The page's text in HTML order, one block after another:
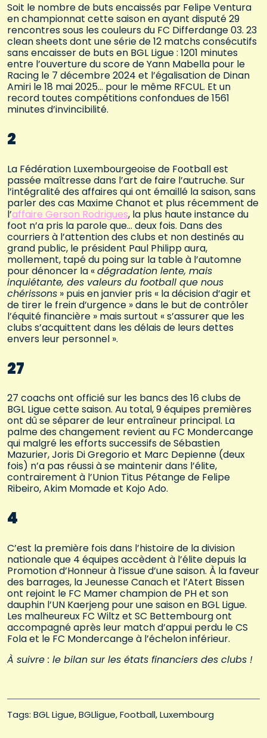
Soit le nombre de buts encaissés par Felipe Ventura
en championnat cette saison en ayant disputé 29
rencontres sous les couleurs du FC Differdange 03. 23
clean sheets dont une série de 12 matchs consécutifs
sans encaisser de buts en BGL Ligue : 1201 minutes
entre l’ouverture du score de Yann Mabella pour le
Racing le 7 décembre 2024 et l’égalisation de Dinan
Amiri le 18 mai 2025… pour le même RFCUL. Et un
record toutes compétitions confondues de 1561
minutes d’invincibilité.
2
La Fédération Luxembourgeoise de Football est
passée maîtresse dans l’art de faire l’autruche. Sur
l’intégralité des affaires qui ont émaillé la saison, sans
parler des cas Maxime Chanot et plus récemment de
l’affaire Gerson Rodrigues, la plus haute instance du
foot n’a pris la parole que… deux fois. Dans des
courriers à l’attention des clubs et non destinés au
grand public, le président Paul Philipp aura,
mollement, tapé du poing sur la table à l’automne
pour dénoncer la «dégradation lente, mais
inquiétante, des valeurs du football que nous
chérissons » puis en janvier pris « la décision d’agir et
de tirer le frein d’urgence » dans le but de contrôler
l’équité financière » mais surtout « s’assurer que les
clubs s’acquittent dans les délais de leurs dettes
envers leur personnel ».
27
27 coachs ont officié sur les bancs des 16 clubs de
BGL Ligue cette saison. Au total, 9 équipes premières
ont dû se séparer de leur entraîneur principal. La
palme des changement revient au FC Mondercange
qui malgré les efforts successifs de Sébastien
Mazurier, Joris Di Gregorio et Marc Depienne (deux
fois) n’a pas réussi à se maintenir dans l’élite,
contrairement à l’Union Titus Pétange de Felipe
Ribeiro, Akim Momade et Kojo Ado.
4
C’est la première fois dans l’histoire de la division
nationale que 4 équipes accèdent à l’élite depuis la
Promotion d’Honneur à l’issue d’une saison. À la faveur
des barrages, la Jeunesse Canach et l’Atert Bissen
ont rejoint le FC Mamer champion de PH et son
dauphin l’UN Kaerjeng pour une saison en BGL Ligue.
Les malheureux FC Wiltz et SC Bettembourg ont
accompagné après leur match d’appui perdu le CS
Fola et le FC Mondercange à l’échelon inférieur.
À suivre : le bilan sur les états financiers des clubs !
Tags: BGL Ligue BGLligue Football Luxembourg